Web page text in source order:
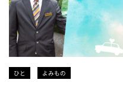
ひと よみもの